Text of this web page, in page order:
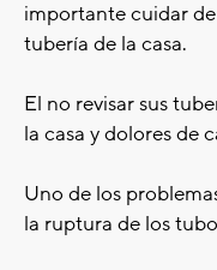
importante cuidar
tubería de la casa.
El no revisar sus
la casa y dolores de
Uno de los
la ruptura de los